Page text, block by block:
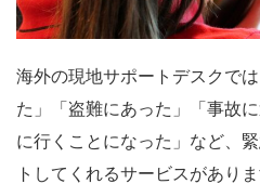
海外の現地サポートデスクで
た」「盗難にあった」「事故
に行くことになった」など、
トしてくれるサービスがありま